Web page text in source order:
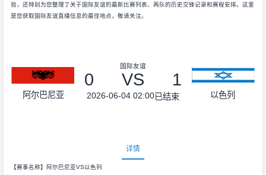
验，还特别为您整理了关于国际友谊的最新比赛列表、两队的历史交锋记录和赛程安排。这里
是您获取国际友谊直播信息的最佳地点，敬请关注。
阿尔巴尼亚
国际友谊
0 VS 1
2026-06-04 02:00已结束 以色列
详情
【赛事名称】阿尔巴尼亚VS以色列